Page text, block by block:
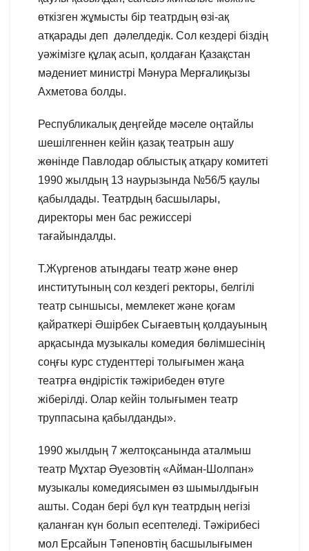
өткізген жұмысты бір театрдың өзі-ақ
атқарады деп дәлелдедік. Сол кездері біздің
уәжімізге құлақ асып, қолдаған Қазақстан
мәдениет министрі Мәнура Мерғалиқызы
Ахметова болды.
Республикалық деңгейде мәселе оңтайлы
шешілгеннен кейін қазақ театрын ашу
жөнінде Павлодар облыстық атқару комитеті
1990 жылдың 13 наурызында №56/5 қаулы
қабылдады. Театрдың басшылары,
директоры мен бас режиссері
тағайындалды.
Т.Жүргенов атындағы театр және өнер
институтының сол кездегі ректоры, белгілі
театр сыншысы, мемлекет және қоғам
қайраткері Әшірбек Сығаевтың қолдауының
арқасында музыкалы комедия бөлімшесінің
соңғы курс студенттері толығымен жаңа
театрға өндірістік тәжірибеден өтуге
жіберілді. Олар кейін толығымен театр
труппасына қабылданды».
1990 жылдың 7 желтоқсанында аталмыш
театр Мұхтар Әуезовтің «Айман-Шолпан»
музыкалы комедиясымен өз шымылдығын
ашты. Содан бері бұл күн театрдың негізі
қаланған күн болып есептеледі. Тәжірибесі
мол Ерсайын Тәпеновтің басшылығымен